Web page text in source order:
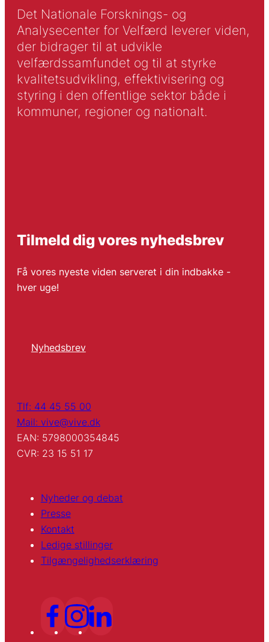
Det Nationale Forsknings- og
Analysecenter for Velfærd leverer viden,
der bidrager til at udvikle
velfærdssamfundet og til at styrke
kvalitetsudvikling, effektivisering og
styring i den offentlige sektor både i
kommuner, regioner og nationalt.
Tilmeld dig vores nyhedsbrev
Få vores nyeste viden serveret i din indbakke -
hver uge!
Nyhedsbrev
Tlf: 44 45 55 00
Mail: vive@vive.dk
EAN: 5798000354845
CVR: 23 15 51 17
Nyheder og debat
Presse
Kontakt
Ledige stillinger
Tilgængelighedserklæring